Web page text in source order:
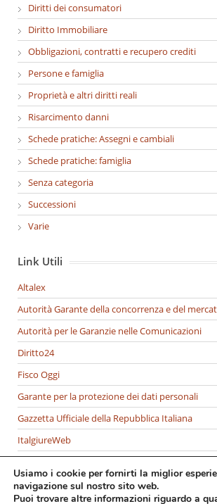
Diritti dei consumatori
Diritto Immobiliare
Obbligazioni, contratti e recupero crediti
Persone e famiglia
Proprietà e altri diritti reali
Risarcimento danni
Schede pratiche: Assegni e cambiali
Schede pratiche: famiglia
Senza categoria
Successioni
Varie
Link Utili
Altalex
Autorità Garante della concorrenza e del
Autorità per le Garanzie nelle Comunicazioni
Diritto24
Fisco Oggi
Garante per la protezione dei dati personali
Gazzetta Ufficiale della Repubblica Italiana
ItalgiureWeb
Ministero della Giustizia
Usiamo i cookie per fornirti la miglior
navigazione sul nostro sito web.
Puoi trovare altre informazioni riguardo a